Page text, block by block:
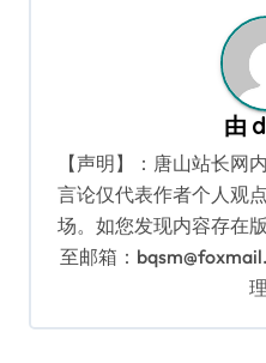
由
【声明】：唐山站长网
言论仅代表作者个人观
场。如您发现内容存在
至邮箱：